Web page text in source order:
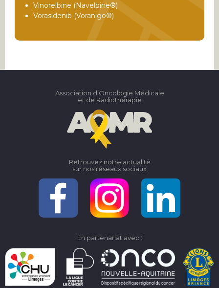
Vinorelbine (Navelbine®)
Vorasidenib (Voranigo®)
Association d'Oncologie Médicale
et de Radiothérapie
Retrouvez notre actualité
sur nos réseaux sociaux
En partenariat avec :